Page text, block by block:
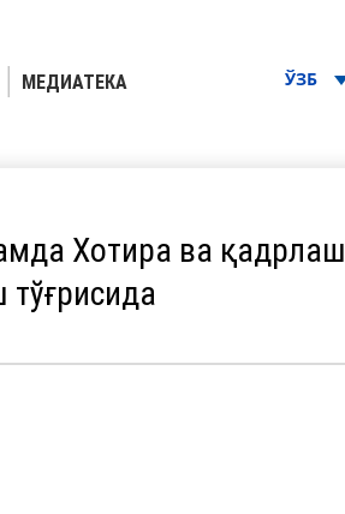
МЕДИАТЕКА
ЎЗБ
Хотира ва қадрлаш